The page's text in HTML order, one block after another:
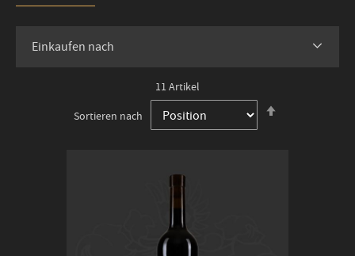
11Artikel
Sortieren nach
Einkaufen nach